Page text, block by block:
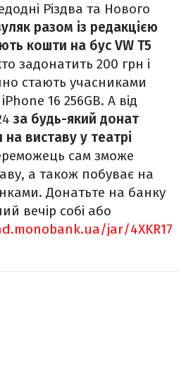
Різдва та Нового
разом із редакцією
кошти на бус VW T5
задонатить 200 грн і
стають учасниками
16 256GB. А від
за будь-який донат
на виставу у театрі
сам зможе
а також побуває на
Донатьте на банку
вечір собі або
jar/4XKR17